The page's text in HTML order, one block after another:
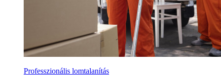
Professzionális lomtalanítás